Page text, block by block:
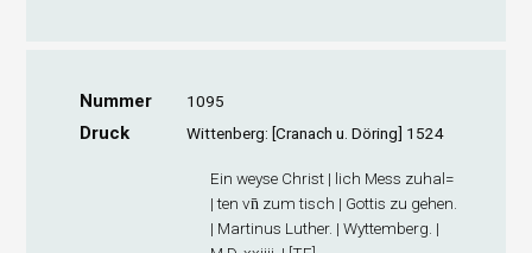
Nummer 1095
Druck Wittenberg: [Cranach u. Döring] 1524
Ein weyse Christ | lich Mess zuhal=
| ten vn̄ zum tisch | Gottis zu gehen.
| Martinus Luther. | Wyttemberg. |